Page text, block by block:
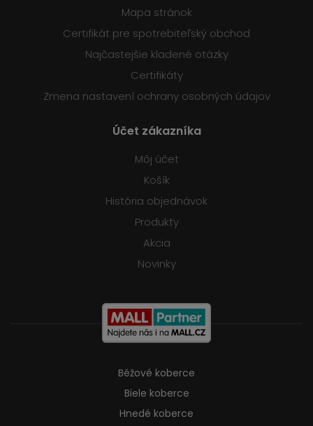
Mapa stránok
Certifikát pre spotrebiteľský obchod
Najčastejšie kladené otázky
Certifikáty
Zmena nastavení ochrany osobných údajov
Účet zákazníka
Môj účet
Košík
História objednávok
Produkty
Akcia
Novinky
Béžové koberce
Biele koberce
Hnedé koberce